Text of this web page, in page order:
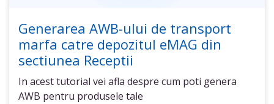
Generarea AWB-ului de transport
marfa catre depozitul eMAG din
sectiunea Receptii
In acest tutorial vei afla despre cum poti genera
AWB pentru produsele tale